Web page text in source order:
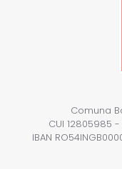
Comuna
CUI 12805985
IBAN